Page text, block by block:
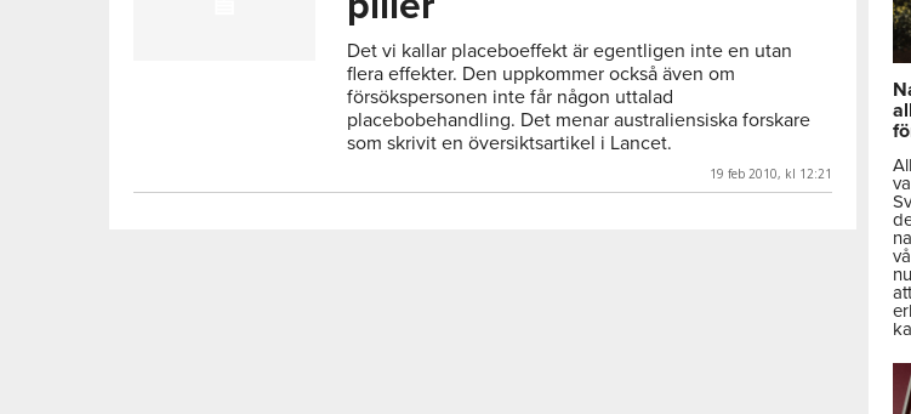
Det vi kallar placeboeffekt är egentligen inte en utan
flera effekter. Den uppkommer också även om
försökspersonen inte får någon uttalad
placebobehandling. Det menar australiensiska forskare
som skrivit en översiktsartikel i Lancet.
19 feb 2010, kl 12:21